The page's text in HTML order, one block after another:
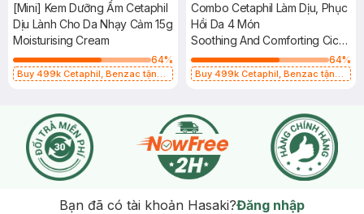
[Mini] Kem Dưỡng Ẩm Cetaphil
Dịu Lành Cho Da Nhạy Cảm 15g
Moisturising Cream
64%
Buy 499k Cetaphil, Benzac tặng
Combo Cetaphil Làm Dịu, Phục
Hồi Da 4 Món
Soothing And Comforting Cica
Restoring Serum+Calming
Face Cream+Balancing
64%
Buy 499k Cetaphil, Benzac tặng
Bạn đã có tài khoản Hasaki?Đăng nhập